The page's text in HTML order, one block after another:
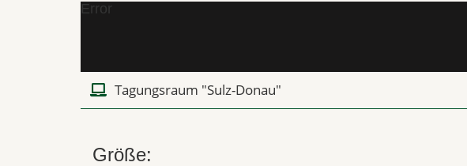
Error
Tagungsraum "Sulz-Donau"
Größe: